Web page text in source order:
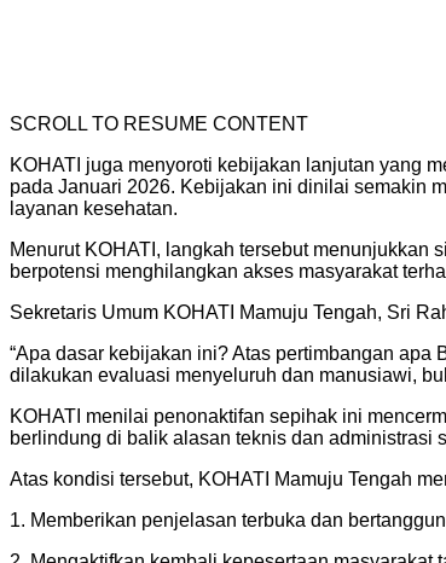
SCROLL TO RESUME CONTENT
KOHATI juga menyoroti kebijakan lanjutan yang
pada Januari 2026. Kebijakan ini dinilai semakin
layanan kesehatan.
Menurut KOHATI, langkah tersebut
berpotensi menghilangkan akses masyarakat
Sekretaris Umum KOHATI Mamuju Tengah, Sri
“Apa dasar kebijakan ini? Atas pertimbangan
dilakukan evaluasi menyeluruh dan manusiawi,
KOHATI menilai penonaktifan sepihak ini
berlindung di balik alasan teknis dan administrasi
Atas kondisi tersebut, KOHATI Mamuju Tengah
1. Memberikan penjelasan terbuka dan